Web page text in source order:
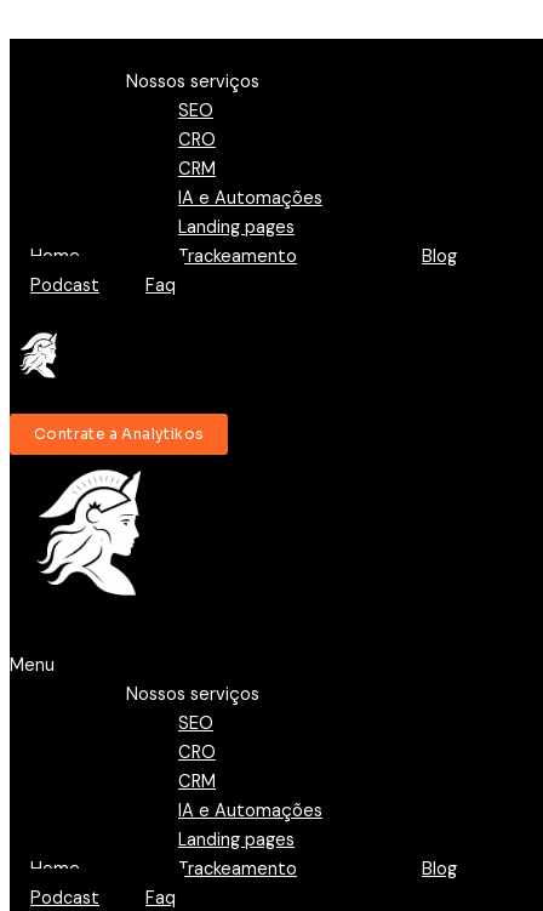
Home
Nossos serviços
SEO
CRO
CRM
IA e Automações
Landing pages
Trackeamento
Blog
Podcast
Faq
Contrate a Analytikos
Menu
Home
Nossos serviços
SEO
CRO
CRM
IA e Automações
Landing pages
Trackeamento
Blog
Podcast
Faq